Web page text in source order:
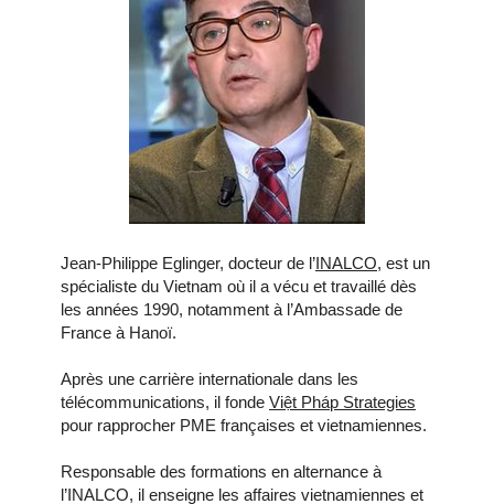
Jean‑Philippe Eglinger, docteur de l’INALCO, est un
spécialiste du Vietnam où il a vécu et travaillé dès
les années 1990, notamment à l’Ambassade de
France à Hanoï.
Après une carrière internationale dans les
télécommunications, il fonde Việt Pháp Strategies
pour rapprocher PME françaises et vietnamiennes.
Responsable des formations en alternance à
l’INALCO, il enseigne les affaires vietnamiennes et